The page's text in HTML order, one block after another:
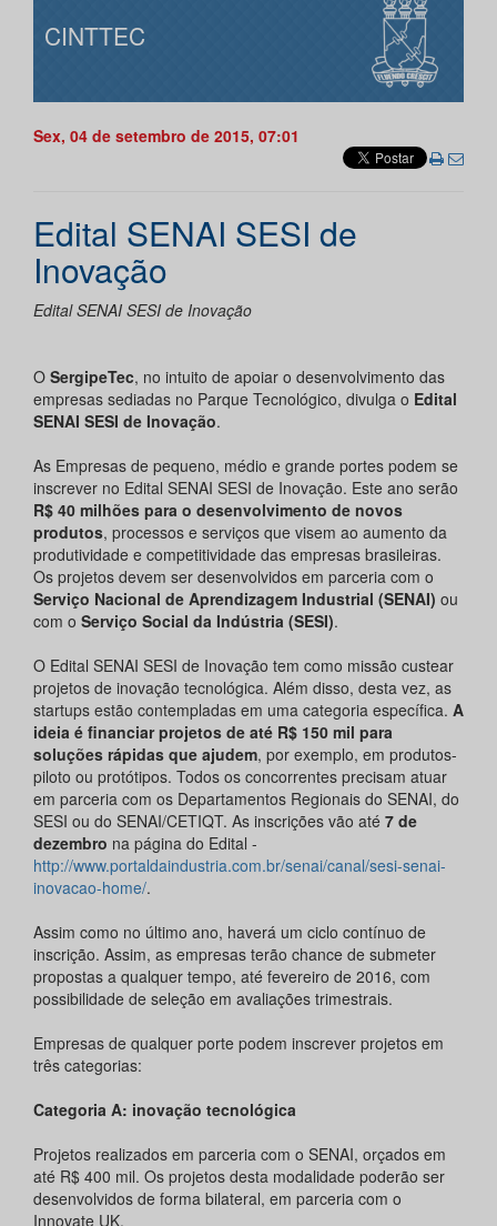
CINTTEC
Sex, 04 de setembro de 2015, 07:01
Edital SENAI SESI de
Inovação
Edital SENAI SESI de Inovação
O SergipeTec, no intuito de apoiar o desenvolvimento das
empresas sediadas no Parque Tecnológico, divulga o Edital
SENAI SESI de Inovação.
As Empresas de pequeno, médio e grande portes podem se
inscrever no Edital SENAI SESI de Inovação. Este ano serão
R$ 40 milhões para o desenvolvimento de novos
produtos, processos e serviços que visem ao aumento da
produtividade e competitividade das empresas brasileiras.
Os projetos devem ser desenvolvidos em parceria com o
Serviço Nacional de Aprendizagem Industrial (SENAI) ou
com o Serviço Social da Indústria (SESI).
O Edital SENAI SESI de Inovação tem como missão custear
projetos de inovação tecnológica. Além disso, desta vez, as
startups estão contempladas em uma categoria específica. A
ideia é financiar projetos de até R$ 150 mil para
soluções rápidas que ajudem, por exemplo, em produtos-
piloto ou protótipos. Todos os concorrentes precisam atuar
em parceria com os Departamentos Regionais do SENAI, do
SESI ou do SENAI/CETIQT. As inscrições vão até 7 de
dezembro na página do Edital -
http://www.portaldaindustria.com.br/senai/canal/sesi-senai-
inovacao-home/.
Assim como no último ano, haverá um ciclo contínuo de
inscrição. Assim, as empresas terão chance de submeter
propostas a qualquer tempo, até fevereiro de 2016, com
possibilidade de seleção em avaliações trimestrais.
Empresas de qualquer porte podem inscrever projetos em
três categorias:
Categoria A: inovação tecnológica
Projetos realizados em parceria com o SENAI, orçados em
até R$ 400 mil. Os projetos desta modalidade poderão ser
desenvolvidos de forma bilateral, em parceria com o
Innovate UK.